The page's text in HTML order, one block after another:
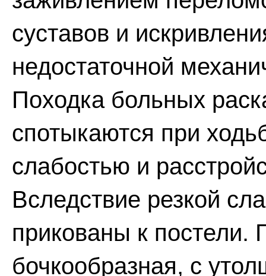
суставов и
недостаточной
Походка больных
спотыкаются при
слабостью и
Вследствие резкой
прикованы к постели.
бочкообразная, с